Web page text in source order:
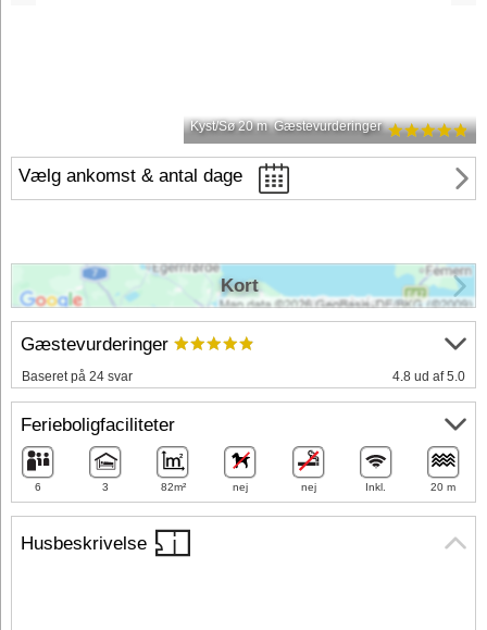
Kyst/Sø 20 m Gæstevurderinger
Vælg ankomst & antal dage
Husbeskrivelse
Gæstevurderinger
Baseret på 24 svar 4.8 ud af 5.0
Ferieboligfaciliteter
6 3 82m² nej nej Inkl. 20 m
Kort